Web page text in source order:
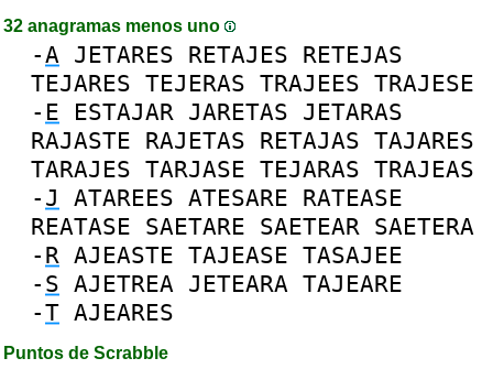
32 anagramas menos uno
-A JETARES RETAJES RETEJAS
TEJARES TEJERAS TRAJEES TRAJESE
- E ESTAJAR JARETAS JETARAS
RAJASTE RAJETAS RETAJAS TAJARES
TARAJES TARJASE TEJARAS TRAJEAS
- J ATAREES ATESARE RATEASE
REATASE SAETARE SAETEAR SAETERA
- R AJEASTE TAJEASE TASAJEE
- S AJETREA JETEARA TAJEARE
-T AJEARES
Puntos de Scrabble